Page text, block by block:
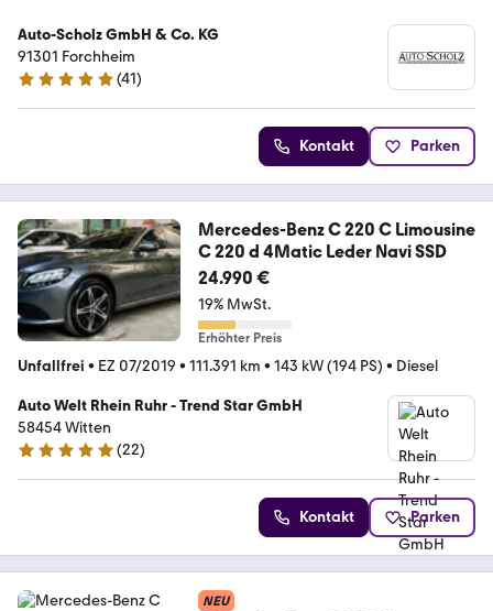
Auto-Scholz GmbH & Co. KG
91301 Forchheim
5 Sterne
(41)
Kontakt Parken
Mercedes-Benz C 220 C Limousine
C 220 d 4Matic Leder Navi SSD
24.990 €
19% MwSt.
Erhöhter Preis
Unfallfrei • EZ 07/2019 • 111.391 km • 143 kW (194 PS) • Diesel
Auto Welt Rhein Ruhr - Trend Star GmbH
58454 Witten
4.9 Sterne
(22)
Kontakt Parken
NEU